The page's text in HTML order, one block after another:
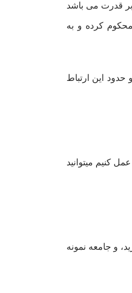
قدرت می باشد
کرده و به
این ارتباط
کنیم میتوانید
و جامعه نمونه